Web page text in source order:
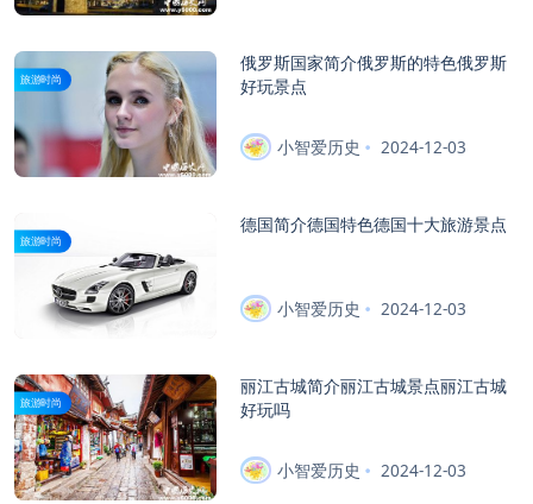
旅游时尚
俄罗斯国家简介俄罗斯的特色俄罗斯
好玩景点
小智爱历史 2024-12-03
旅游时尚
德国简介德国特色德国十大旅游景点
小智爱历史 2024-12-03
旅游时尚
丽江古城简介丽江古城景点丽江古城
好玩吗
小智爱历史 2024-12-03